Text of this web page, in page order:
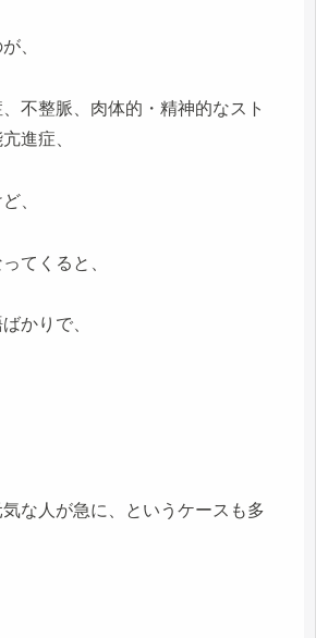
、
不整脈、肉体的・精神的なスト
進症、
、
てくると、
かりで、
な人が急に、というケースも多